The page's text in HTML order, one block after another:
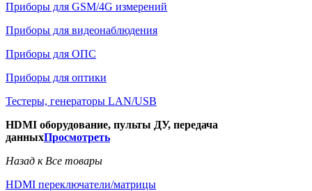
Приборы для GSM/4G измерений
Приборы для видеонаблюдения
Приборы для ОПС
Приборы для оптики
Тестеры, генераторы LAN/USB
HDMI оборудование, пульты ДУ, передача
данныхПросмотреть
Назад к Все товары
HDMI переключатели/матрицы